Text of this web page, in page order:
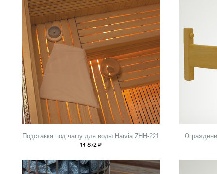
Подставка под чашу для воды Harvia ZHH-221
14 872₽